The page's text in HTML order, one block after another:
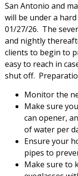
San Antonio and
will be under a
01/27/26. The
and nightly
clients to begin to
easy to reach in
shut off.
Monitor the
Make sure
can opener,
of water per
Ensure your
pipes to
Make sure to